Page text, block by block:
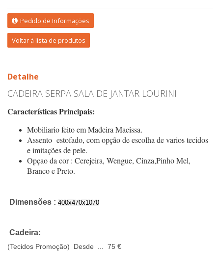
Pedido de Informações
Voltar à lista de produtos
Detalhe
CADEIRA SERPA SALA DE JANTAR LOURINI
Características Principais:
Mobiliario feito em Madeira Macissa.
Assento estofado, com opção de escolha de varios tecidos
e imitações de pele.
Opçao da cor : Cerejeira, Wengue, Cinza,Pinho Mel,
Branco e Preto.
Dimensões : 400x470x1070
Cadeira:
(Tecidos Promoção) Desde ... 75 €